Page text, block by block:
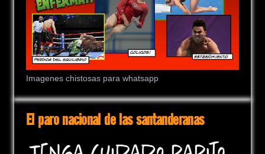
Imagenes chistosas para whatsapp
El paro nacional de las santanderanas